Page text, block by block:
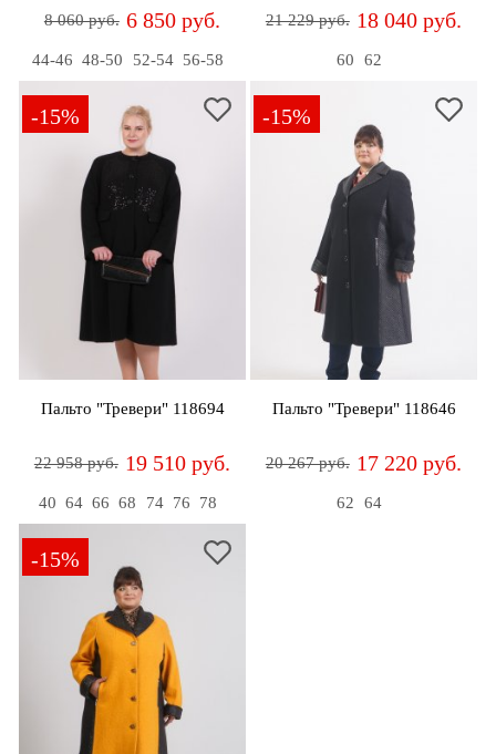
8 060 руб. 6 850 руб.
44-46 48-50 52-54 56-58
21 229 руб. 18 040 руб.
60 62
-15%
Пальто "Тревери" 118694
22 958 руб. 19 510 руб.
40 64 66 68 74 76 78
-15%
Пальто "Тревери" 118646
20 267 руб. 17 220 руб.
62 64
-15%